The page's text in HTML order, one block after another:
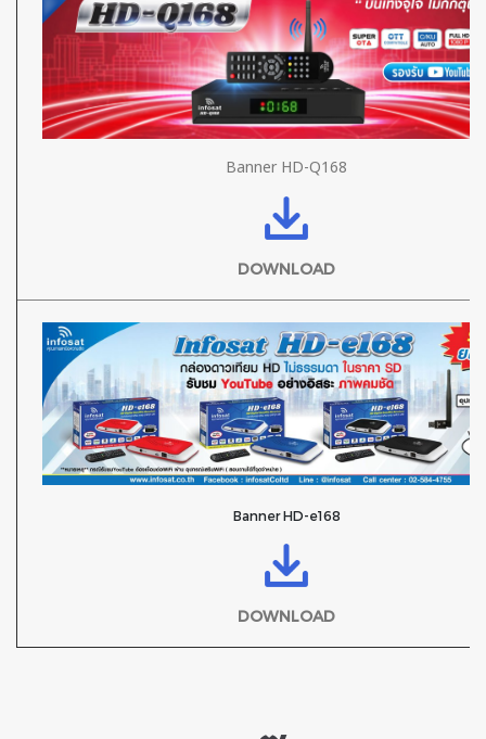
Banner HD-Q168
DOWNLOAD
Banner HD-e168
DOWNLOAD